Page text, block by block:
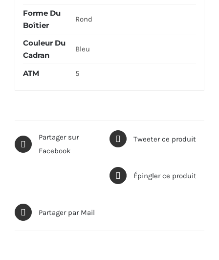
Forme Du
Boîtier
Rond
Couleur Du
Cadran
Bleu
ATM 5
Partager sur
Facebook
Tweeter ce produit
Épingler ce produit
Partager par Mail